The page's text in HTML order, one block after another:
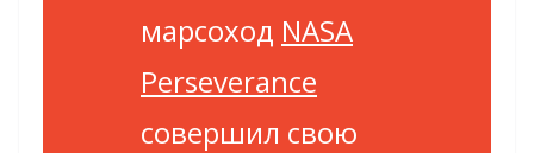
марсоход NASA
Perseverance
совершил свою